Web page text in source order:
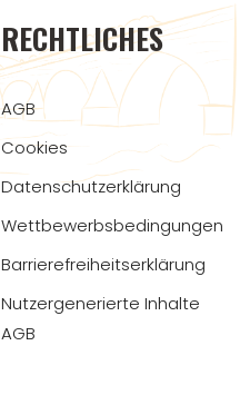
RECHTLICHES
AGB
Cookies
Datenschutzerklärung
Wettbewerbsbedingungen
Barrierefreiheitserklärung
Nutzergenerierte Inhalte
AGB